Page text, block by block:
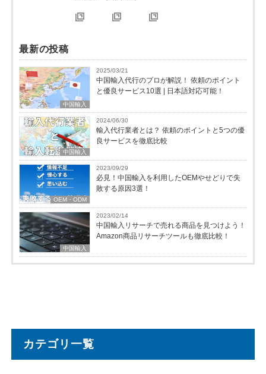
最新の投稿
中国輸入
2025/03/21
中国輸入代行のプロが解説！ 依頼のポイント
と優良サービス10選 | 日本語対応可能！
中国輸入
2024/06/30
輸入代行業者とは？ 依頼のポイントと5つの優
良サービスを徹底比較
OEM・ODM
2023/09/29
必見！中国輸入を利用したOEMやせどりで失
敗する原因3選！
中国輸入
2023/02/14
中国輸入リサーチで売れる商品を見つけよう！
Amazon商品リサーチツールも徹底比較！
カテゴリ一覧